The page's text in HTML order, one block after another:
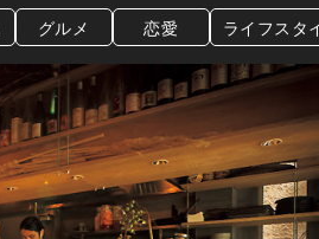
グルメ 恋愛 ライフスタ